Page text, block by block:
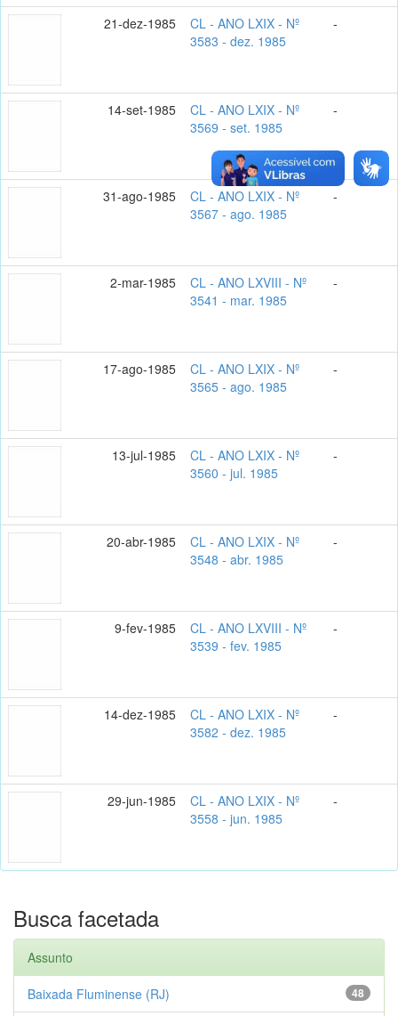
21-dez-1985
CL - ANO LXIX - Nº
3583 - dez. 1985
-
14-set-1985
CL - ANO LXIX - Nº
3569 - set. 1985
-
31-ago-1985
CL - ANO LXIX - Nº
3567 - ago. 1985
-
2-mar-1985
CL - ANO LXVIII - Nº
3541 - mar. 1985
-
17-ago-1985
CL - ANO LXIX - Nº
3565 - ago. 1985
-
13-jul-1985
CL - ANO LXIX - Nº
3560 - jul. 1985
-
20-abr-1985
CL - ANO LXIX - Nº
3548 - abr. 1985
-
9-fev-1985
CL - ANO LXVIII - Nº
3539 - fev. 1985
-
14-dez-1985
CL - ANO LXIX - Nº
3582 - dez. 1985
-
29-jun-1985
CL - ANO LXIX - Nº
3558 - jun. 1985
-
Busca facetada
Assunto
48
Baixada Fluminense (RJ)